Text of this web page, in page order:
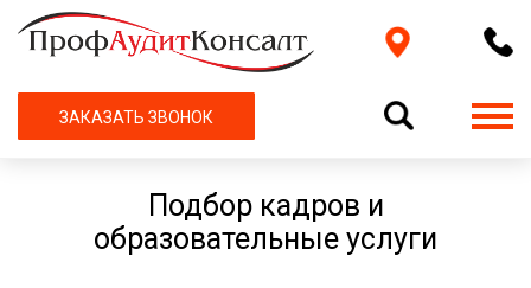
ЗАКАЗАТЬ ЗВОНОК
Подбор кадров и
образовательные услуги